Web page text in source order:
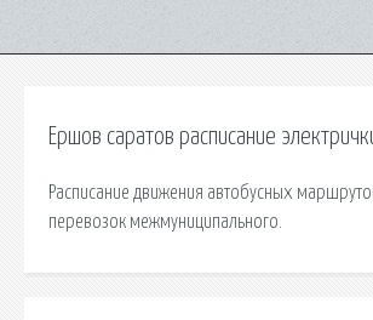
Ершов саратов расписание
Расписание движения автобусных
перевозок межмуниципального.